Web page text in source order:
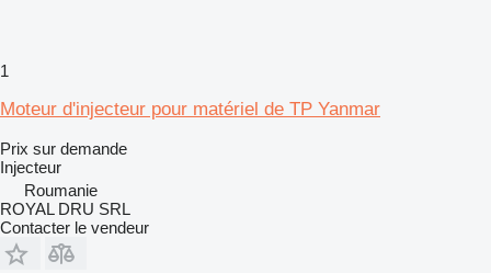
1
Moteur d'injecteur pour matériel de TP Yanmar
Prix sur demande
Injecteur
Roumanie
ROYAL DRU SRL
Contacter le vendeur